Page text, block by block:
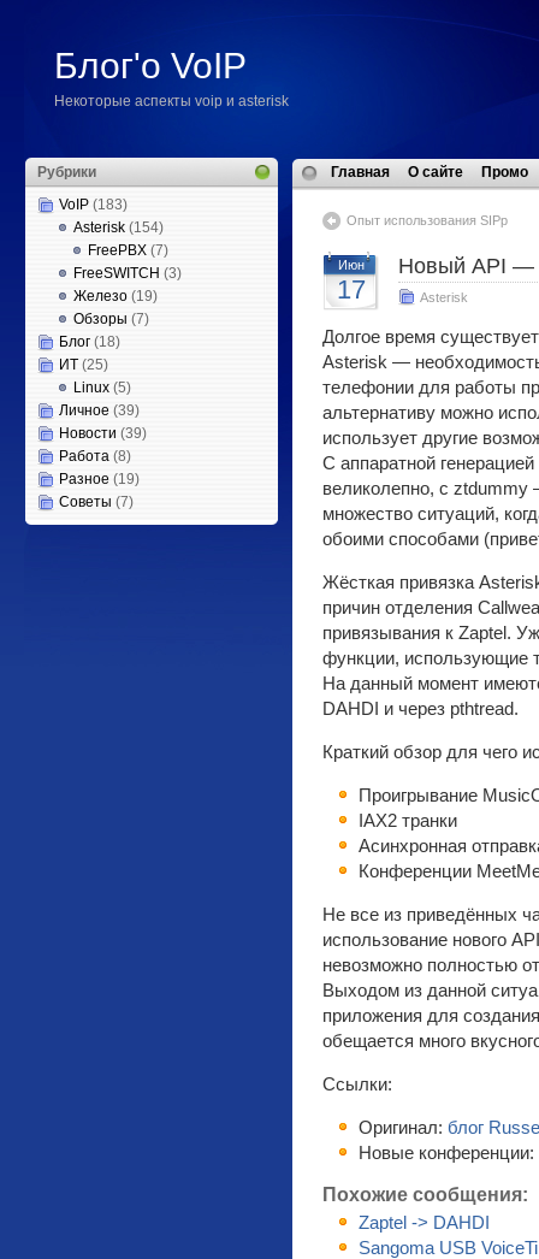
Блог'о VoIP
Некоторые аспекты voip и asterisk
Рубрики
VoIP (183)
Asterisk (154)
FreePBX (7)
FreeSWITCH (3)
Железо (19)
Обзоры (7)
Блог (18)
ИТ (25)
Linux (5)
Личное (39)
Новости (39)
Работа (8)
Разное (19)
Советы (7)
Главная О сайте Промо
Опыт использования SIPp
Июн
17
Новый API —
Asterisk
Долгое время
Asterisk —
телефонии для работы
альтернативу можно
использует другие
С аппаратной
великолепно, с
множество ситуаций,
обоими способами
Жёсткая привязка
причин отделения
привязывания к Zaptel.
функции, использующие
На данный момент
DAHDI и через pthtread.
Краткий обзор для чего
Проигрывание
IAX2 транки
Асинхронная
Конференции
Не все из приведённых
использование нового
невозможно полностью
Выходом из данной
приложения для
обещается много
Ссылки:
Оригинал: блог
Новые конференции:
Похожие сообщения:
Zaptel -> DAHDI
Sangoma USB